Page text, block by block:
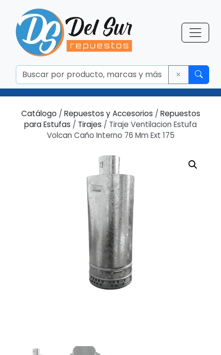
Catálogo / Repuestos y Accesorios / Repuestos
para Estufas / Tirajes / Tiraje Ventilacion Estufa
Volcan Caño Interno 76 Mm Ext 175